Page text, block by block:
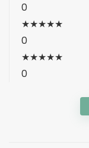
0
★★★★★
0
★★★★★
0